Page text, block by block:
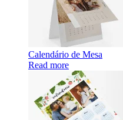
Calendário de Mesa
Read more